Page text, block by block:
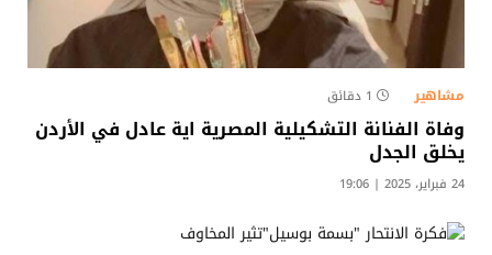
مشاهير 1 دقائق
وفاة الفنانة التشكيلية المصرية اية عادل في الأردن
يخلق الجدل
24 فبراير، 2025 | 19:06